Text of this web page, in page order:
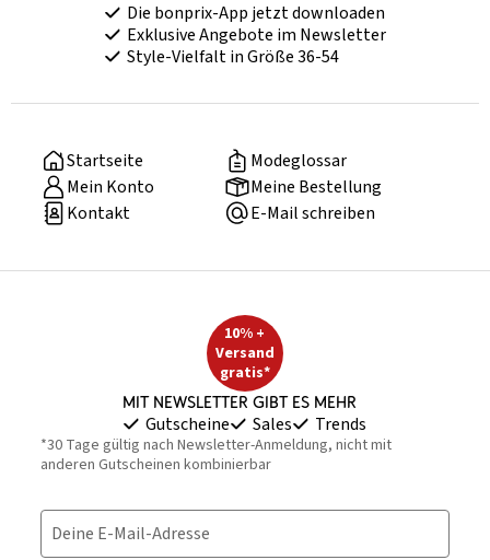
Die bonprix-App jetzt downloaden
Exklusive Angebote im Newsletter
Style-Vielfalt in Größe 36-54
Startseite
Modeglossar
Mein Konto
Meine Bestellung
Kontakt
E-Mail schreiben
10% +
Versand
gratis*
Mit Newsletter gibt es mehr
Gutscheine Sales Trends
*30 Tage gültig nach Newsletter-Anmeldung, nicht mit
anderen Gutscheinen kombinierbar
Deine E-Mail-Adresse